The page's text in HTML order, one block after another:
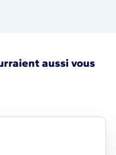
aussi vous